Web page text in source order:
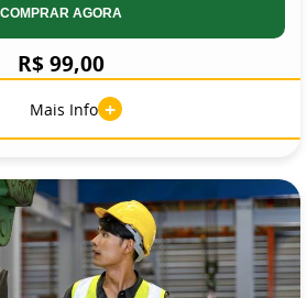
COMPRAR AGORA
R$ 99,00
Mais Info +